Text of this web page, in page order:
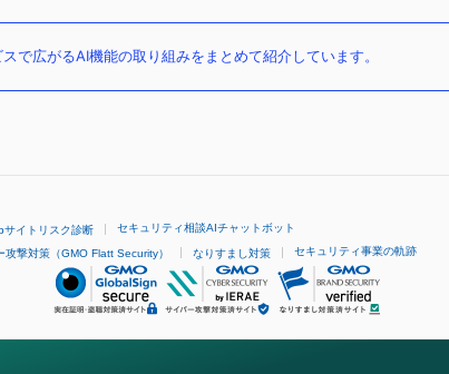
で広がるAI機能の取り組みをまとめて紹介しています。
サイトリスク診断 セキュリティ相談AIチャットボット
攻撃対策（GMO Flatt Security） なりすまし対策 セキュリティ事業の軌跡